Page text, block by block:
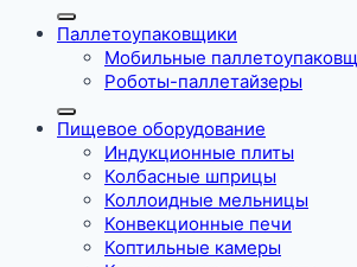
Паллетоупаковщики
Мобильные
Роботы-паллетайзеры
Пищевое оборудование
Индукционные плиты
Колбасные шприцы
Коллоидные мельницы
Конвекционные печи
Коптильные камеры